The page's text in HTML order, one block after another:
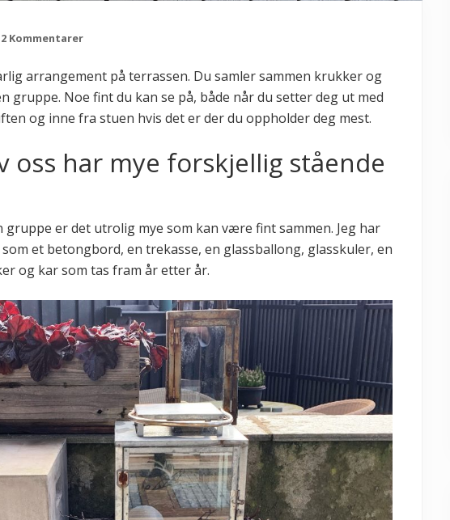
2 Kommentarer
arrangement på terrassen. Du samler sammen krukker og
gruppe. Noe fint du kan se på, både når du setter deg ut med
og inne fra stuen hvis det er der du oppholder deg mest.
oss har mye forskjellig stående
er det utrolig mye som kan være fint sammen. Jeg har
et betongbord, en trekasse, en glassballong, glasskuler, en
og kar som tas fram år etter år.